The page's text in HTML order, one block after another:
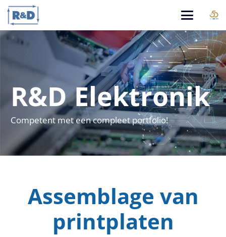
R&D Elektronik
Competent met een compleet portfolio!
Assemblage van
printplaten